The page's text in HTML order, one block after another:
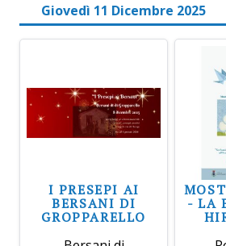
Giovedì 11 Dicembre 2025
I PRESEPI AI
BERSANI DI
GROPPARELLO
- LA